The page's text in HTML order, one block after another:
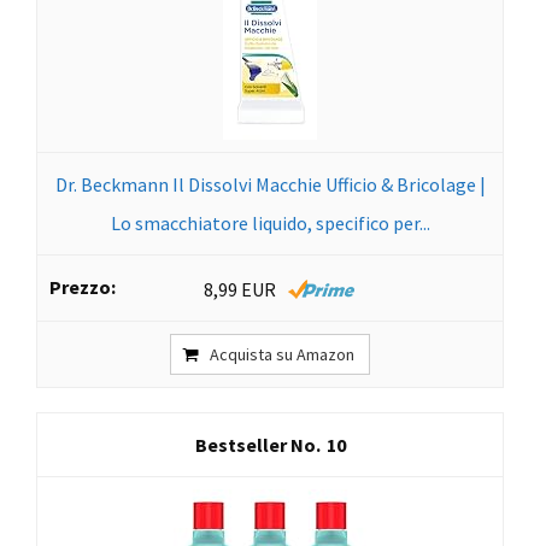
Dr. Beckmann Il Dissolvi Macchie Ufficio & Bricolage |
Lo smacchiatore liquido, specifico per...
8,99 EUR
Acquista su Amazon
10